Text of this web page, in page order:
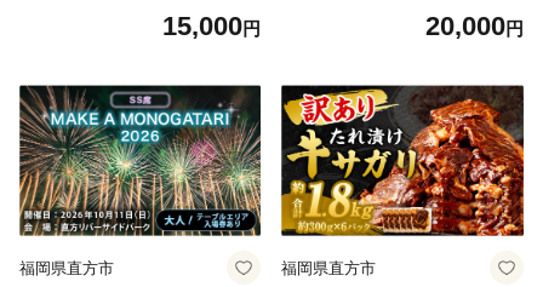
ーザ にんにく ニンニク 金子
15,000円
シングルチケット 】 花火大
ハナビライブ 九州最大級 体
験
20,000円
福岡県直方市 福岡県直方市